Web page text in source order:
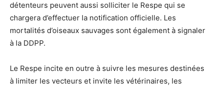
détenteurs peuvent aussi solliciter le Respe qui se
chargera d’effectuer la notification officielle. Les
mortalités d’oiseaux sauvages sont également à signaler
à la DDPP.
Le Respe incite en outre à suivre les mesures destinées
à limiter les vecteurs et invite les vétérinaires, les